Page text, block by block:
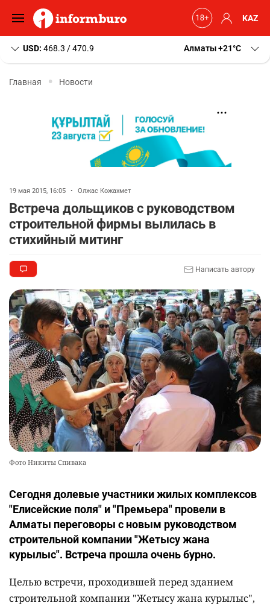
KAZ
USD: 468.3 / 470.9 Алматы+21 C
Главная Новости
19 мая 2015, 16:05 • Олжас Кожахмет
Встреча дольщиков с руководством
строительной фирмы вылилась в
стихийный митинг
Написать автору
Фото Никиты Спивака
Сегодня долевые участники жилых комплексов
"Елисейские поля" и "Премьера" провели в
Алматы переговоры с новым руководством
строительной компании "Жетысу жана
курылыс". Встреча прошла очень бурно.
Целью встречи, проходившей перед зданием
строительной компании "Жетысу жана курылыс",